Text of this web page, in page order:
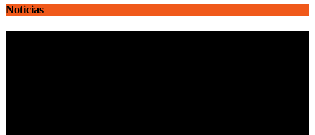
Noticias